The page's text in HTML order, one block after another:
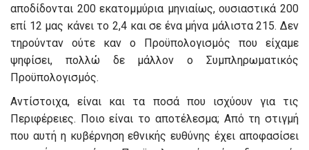
αποδίδονται 200 εκατομμύρια μηνιαίως, ουσιαστικά 200
επί 12 μας κάνει το 2,4 και σε ένα μήνα μάλιστα 215. Δεν
τηρούνταν ούτε καν ο Προϋπολογισμός που είχαμε
ψηφίσει, πολλώ δε μάλλον ο Συμπληρωματικός
Προϋπολογισμός.
Αντίστοιχα, είναι και τα ποσά που ισχύουν για τις
Περιφέρειες. Ποιο είναι το αποτέλεσμα; Από τη στιγμή
που αυτή η κυβέρνηση εθνικής ευθύνης έχει αποφασίσει